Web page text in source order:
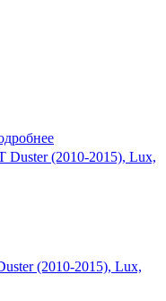
(2010-2015), Lux,